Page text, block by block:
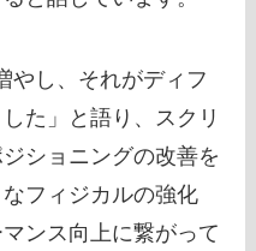
やし、それがディフ
た」と語り、スクリ
ショニングの改善を
フィジカルの強化
ンス向上に繋がって